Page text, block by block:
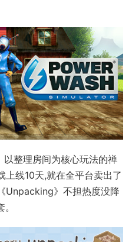
以整理房间为核心玩法的禅
线10天,就在全平台卖出了
Unpacking》不担热度没降